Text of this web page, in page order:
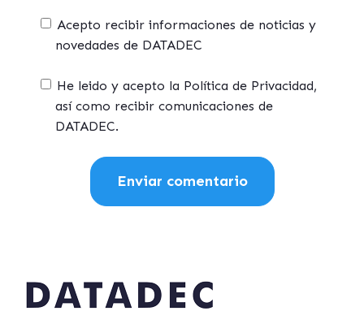
Acepto recibir informaciones de noticias y
novedades de DATADEC
He leido y acepto la Política de Privacidad,
así como recibir comunicaciones de
DATADEC.